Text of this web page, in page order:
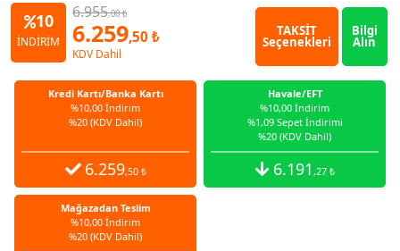
10
İNDİRİM
6.955,00 ₺
6.259,50 ₺
KDV Dahil
TAKSİT
Seçenekleri
Bilgi
Alın
Kredi Kartı/Banka Kartı
%10,00 İndirim
%20 (KDV Dahil)
6.259,50 ₺
Havale/EFT
%10,00 İndirim
%1,09 Sepet İndirimi
%20 (KDV Dahil)
6.191 ,27 ₺
Mağazadan Teslim
%10,00 İndirim
%20 (KDV Dahil)